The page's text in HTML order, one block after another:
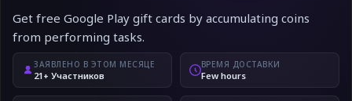
Get free Google Play gift cards by accumulating coins
from performing tasks.
ЗАЯВЛЕНО В ЭТОМ МЕСЯЦЕ
21+ Участников
ВРЕМЯ ДОСТАВКИ
Few hours